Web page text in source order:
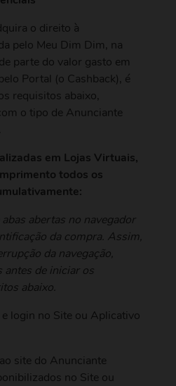
o direito à
pelo Meu Dim Dim, na
parte do valor gasto em
Portal (o Cashback), é
requisitos abaixo,
o tipo de Anunciante
em Lojas Virtuais,
todos os
abertas no navegador
da compra. Assim,
da navegação,
de iniciar os
abaixo.
login no Site ou Aplicativo
site do Anunciante
no Site ou